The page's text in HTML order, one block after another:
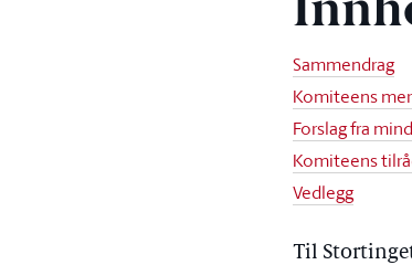
Sammendrag
Komiteens
Forslag fra
Komiteens
Vedlegg
Til